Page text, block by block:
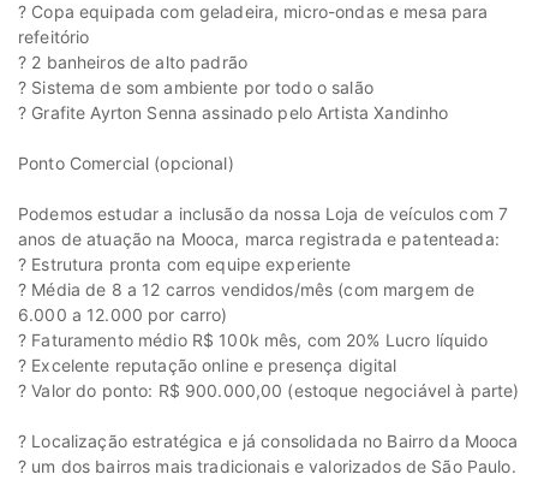
? Copa equipada com geladeira, micro-ondas e mesa para
refeitório
? 2 banheiros de alto padrão
? Sistema de som ambiente por todo o salão
? Grafite Ayrton Senna assinado pelo Artista Xandinho
Ponto Comercial (opcional)
Podemos estudar a inclusão da nossa Loja de veículos com 7
anos de atuação na Mooca, marca registrada e patenteada:
? Estrutura pronta com equipe experiente
? Média de 8 a 12 carros vendidos/mês (com margem de
6.000 a 12.000 por carro)
? Faturamento médio R$ 100k mês, com 20% Lucro líquido
? Excelente reputação online e presença digital
? Valor do ponto: R$ 900.000,00 (estoque negociável à parte)
? Localização estratégica e já consolidada no Bairro da Mooca
? um dos bairros mais tradicionais e valorizados de São Paulo.